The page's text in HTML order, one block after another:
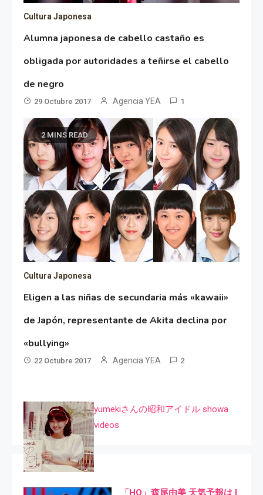
Cultura Japonesa
Alumna japonesa de cabello castaño es
obligada por autoridades a teñirse el cabello
de negro
29 Octubre 2017 Agencia YEA 1
2 MINS READ
Cultura Japonesa
Eligen a las niñas de secundaria más «kawaii»
de Japón, representante de Akita declina por
«bullying»
22 Octubre 2017 Agencia YEA 2
yumekiさんの昭和アイドル showa
videos
「HQ」森尾由美 天気予報は I